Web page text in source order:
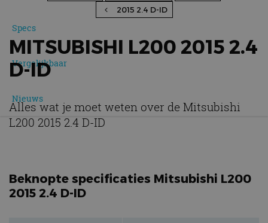
Specs
Vergelijkbaar
Nieuws
2015 2.4 D-ID
MITSUBISHI L200 2015 2.4
D-ID
Alles wat je moet weten over de Mitsubishi
L200 2015 2.4 D-ID
Beknopte specificaties Mitsubishi L200
2015 2.4 D-ID